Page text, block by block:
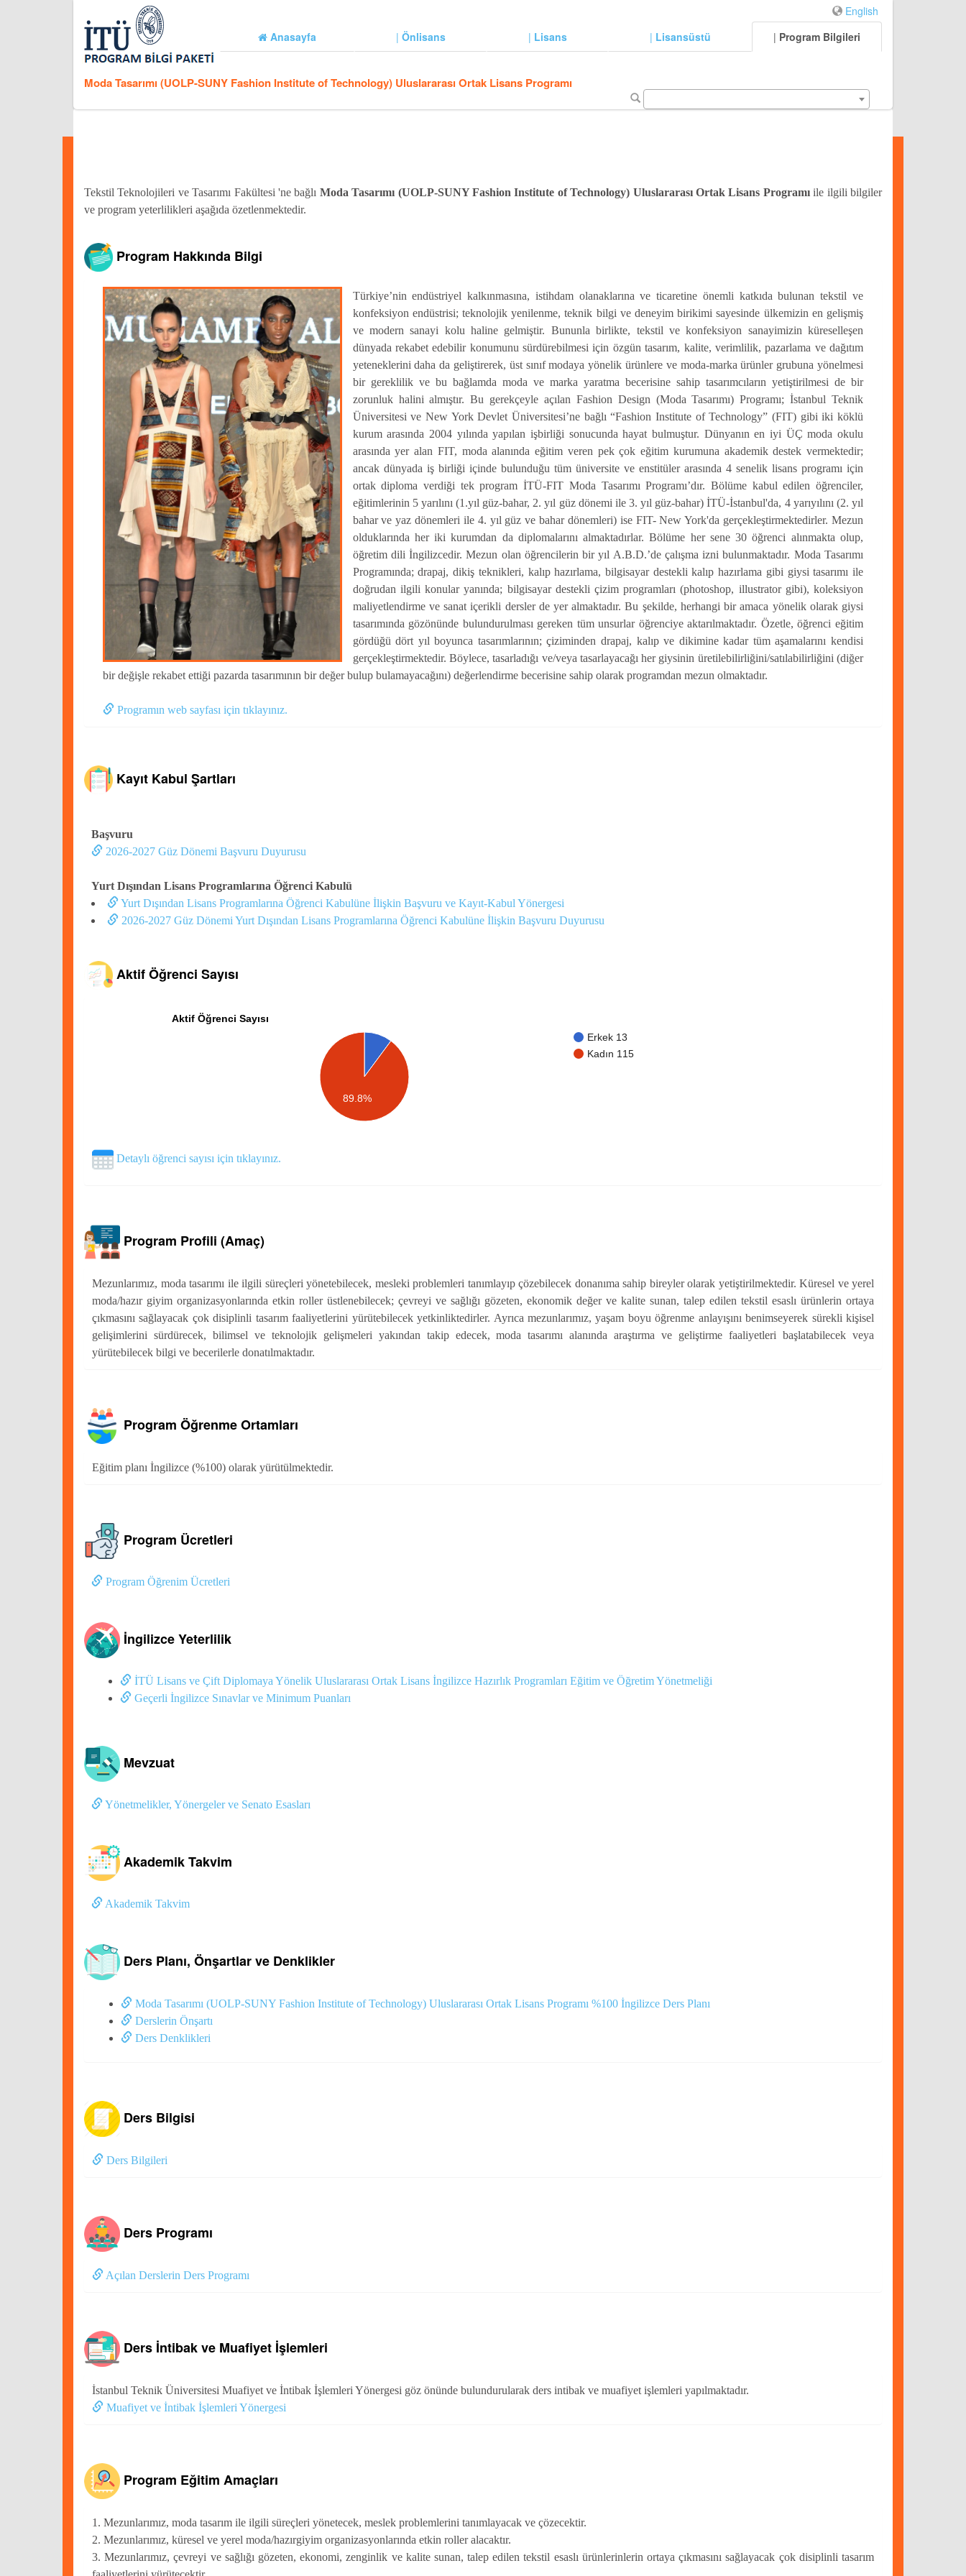
English
Anasayfa
| Önlisans | Lisans | Lisansüstü | Program Bilgileri
Moda Tasarımı (UOLP-SUNY Fashion Institute of Technology) Uluslararası Ortak Lisans Programı
Tekstil Teknolojileri ve Tasarımı Fakültesi 'ne bağlı Moda Tasarımı (UOLP-SUNY Fashion Institute of Technology) Uluslararası Ortak Lisans Programıile ilgili bilgiler
ve program yeterlilikleri aşağıda özetlenmektedir.
Program Hakkında Bilgi
Türkiye’nin endüstriyel kalkınmasına, istihdam olanaklarına ve ticaretine önemli katkıda bulunan tekstil ve
konfeksiyon endüstrisi; teknolojik yenilenme, teknik bilgi ve deneyim birikimi sayesinde ülkemizin en gelişmiş
ve modern sanayi kolu haline gelmiştir. Bununla birlikte, tekstil ve konfeksiyon sanayimizin küreselleşen
dünyada rekabet edebilir konumunu sürdürebilmesi için özgün tasarım, kalite, verimlilik, pazarlama ve dağıtım
yeteneklerini daha da geliştirerek, üst sınıf modaya yönelik ürünlere ve moda-marka ürünler grubuna yönelmesi
bir gereklilik ve bu bağlamda moda ve marka yaratma becerisine sahip tasarımcıların yetiştirilmesi de bir
zorunluk halini almıştır. Bu gerekçeyle açılan Fashion Design (Moda Tasarımı) Programı; İstanbul Teknik
Üniversitesi ve New York Devlet Üniversitesi’ne bağlı “Fashion Institute of Technology” (FIT) gibi iki köklü
kurum arasında 2004 yılında yapılan işbirliği sonucunda hayat bulmuştur. Dünyanın en iyi ÜÇ moda okulu
arasında yer alan FIT, moda alanında eğitim veren pek çok eğitim kurumuna akademik destek vermektedir;
ancak dünyada iş birliği içinde bulunduğu tüm üniversite ve enstitüler arasında 4 senelik lisans programı için
ortak diploma verdiği tek program İTÜ-FIT Moda Tasarımı Programı’dır. Bölüme kabul edilen öğrenciler,
eğitimlerinin 5 yarılını (1.yıl güz-bahar, 2. yıl güz dönemi ile 3. yıl güz-bahar) İTÜ-İstanbul'da, 4 yarıyılını (2. yıl
bahar ve yaz dönemleri ile 4. yıl güz ve bahar dönemleri) ise FIT- New York'da gerçekleştirmektedirler. Mezun
olduklarında her iki kurumdan da diplomalarını almaktadırlar. Bölüme her sene 30 öğrenci alınmakta olup,
öğretim dili İngilizcedir. Mezun olan öğrencilerin bir yıl A.B.D.’de çalışma izni bulunmaktadır. Moda Tasarımı
Programında; drapaj, dikiş teknikleri, kalıp hazırlama, bilgisayar destekli kalıp hazırlama gibi giysi tasarımı ile
doğrudan ilgili konular yanında; bilgisayar destekli çizim programları (photoshop, illustrator gibi), koleksiyon
maliyetlendirme ve sanat içerikli dersler de yer almaktadır. Bu şekilde, herhangi bir amaca yönelik olarak giysi
tasarımında gözönünde bulundurulması gereken tüm unsurlar öğrenciye aktarılmaktadır. Özetle, öğrenci eğitim
gördüğü dört yıl boyunca tasarımlarının; çiziminden drapaj, kalıp ve dikimine kadar tüm aşamalarını kendisi
gerçekleştirmektedir. Böylece, tasarladığı ve/veya tasarlayacağı her giysinin üretilebilirliğini/satılabilirliğini (diğer
bir değişle rekabet ettiği pazarda tasarımının bir değer bulup bulamayacağını) değerlendirme becerisine sahip olarak programdan mezun olmaktadır.
Programın web sayfası için tıklayınız.
Kayıt Kabul Şartları
Başvuru
2026-2027 Güz Dönemi Başvuru Duyurusu
Yurt Dışından Lisans Programlarına Öğrenci Kabulü
Yurt Dışından Lisans Programlarına Öğrenci Kabulüne İlişkin Başvuru ve Kayıt-Kabul Yönergesi
2026-2027 Güz Dönemi Yurt Dışından Lisans Programlarına Öğrenci Kabulüne İlişkin Başvuru Duyurusu
Aktif Öğrenci Sayısı
Aktif Öğrenci Sayısı
Erkek 13
Kadın 115
89.8%
Detaylı öğrenci sayısı için tıklayınız.
Program Profili (Amaç)
Mezunlarımız, moda tasarımı ile ilgili süreçleri yönetebilecek, mesleki problemleri tanımlayıp çözebilecek donanıma sahip bireyler olarak yetiştirilmektedir. Küresel ve yerel
moda/hazır giyim organizasyonlarında etkin roller üstlenebilecek; çevreyi ve sağlığı gözeten, ekonomik değer ve kalite sunan, talep edilen tekstil esaslı ürünlerin ortaya
çıkmasını sağlayacak çok disiplinli tasarım faaliyetlerini yürütebilecek yetkinliktedirler. Ayrıca mezunlarımız, yaşam boyu öğrenme anlayışını benimseyerek sürekli kişisel
gelişimlerini sürdürecek, bilimsel ve teknolojik gelişmeleri yakından takip edecek, moda tasarımı alanında araştırma ve geliştirme faaliyetleri başlatabilecek veya
yürütebilecek bilgi ve becerilerle donatılmaktadır.
Program Öğrenme Ortamları
Eğitim planı İngilizce (%100) olarak yürütülmektedir.
Program Ücretleri
Program Öğrenim Ücretleri
İngilizce Yeterlilik
İTÜ Lisans ve Çift Diplomaya Yönelik Uluslararası Ortak Lisans İngilizce Hazırlık Programları Eğitim ve Öğretim Yönetmeliği
Geçerli İngilizce Sınavlar ve Minimum Puanları
Mevzuat
Yönetmelikler, Yönergeler ve Senato Esasları
Akademik Takvim
Akademik Takvim
Ders Planı, Önşartlar ve Denklikler
Moda Tasarımı (UOLP-SUNY Fashion Institute of Technology) Uluslararası Ortak Lisans Programı %100 İngilizce Ders Planı
Derslerin Önşartı
Ders Denklikleri
Ders Bilgisi
Ders Bilgileri
Ders Programı
Açılan Derslerin Ders Programı
Ders İntibak ve Muafiyet İşlemleri
İstanbul Teknik Üniversitesi Muafiyet ve İntibak İşlemleri Yönergesi göz önünde bulundurularak ders intibak ve muafiyet işlemleri yapılmaktadır.
Muafiyet ve İntibak İşlemleri Yönergesi
Program Eğitim Amaçları
1. Mezunlarımız, moda tasarım ile ilgili süreçleri yönetecek, meslek problemlerini tanımlayacak ve çözecektir.
2. Mezunlarımız, küresel ve yerel moda/hazırgiyim organizasyonlarında etkin roller alacaktır.
3. Mezunlarımız, çevreyi ve sağlığı gözeten, ekonomi, zenginlik ve kalite sunan, talep edilen tekstil esaslı ürünlerinlerin ortaya çıkmasını sağlayacak çok disiplinli tasarım